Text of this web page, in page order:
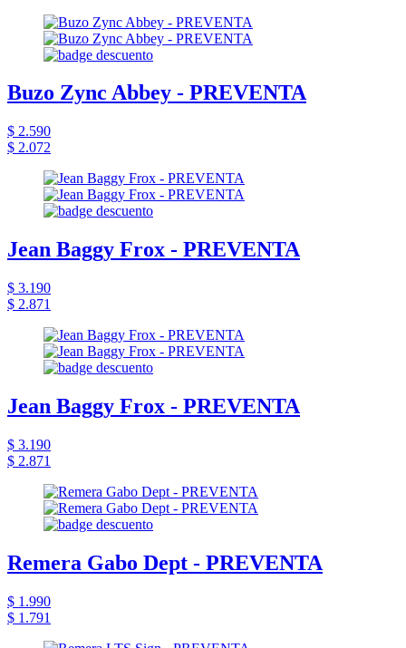
Buzo Zync Abbey - PREVENTA
$ 2.590
$ 2.072
Jean Baggy Frox - PREVENTA
$ 3.190
$ 2.871
Jean Baggy Frox - PREVENTA
$ 3.190
$ 2.871
Remera Gabo Dept - PREVENTA
$ 1.990
$ 1.791